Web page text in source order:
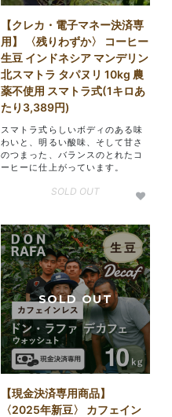
【クレカ・電子マネー決済専
用】 〈残りわずか〉 コーヒー
生豆 インドネシア マンデリン
北スマトラ タパヌリ 10kg 農
薬不使用 スマトラ式(1キロあ
たり3,389円)
スマトラ式らしいボディのある味
わいと、明るい酸味、そして甘さ
のつまった、バランスのとれたコ
ーヒーに仕上がっています。
SOLD OUT
【現金決済専用商品】
〈2025年新豆〉 カフェイン